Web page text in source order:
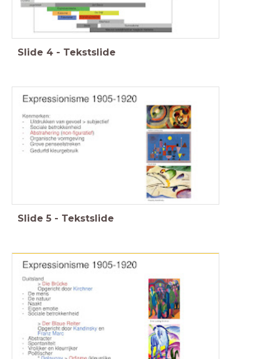
Slide 4 - Tekstslide
Slide 5 - Tekstslide